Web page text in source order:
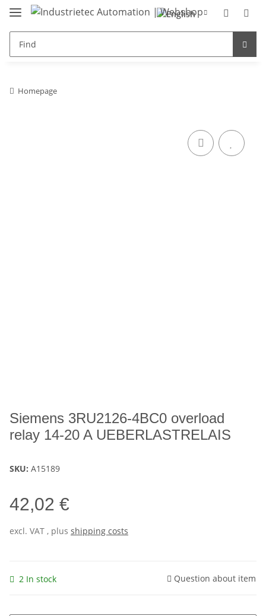
Homepage
Siemens 3RU2126-4BC0 overload
relay 14-20 A UEBERLASTRELAIS
SKU: A15189
42,02 €
excl. VAT , plus shipping costs
2 In stock Question about item